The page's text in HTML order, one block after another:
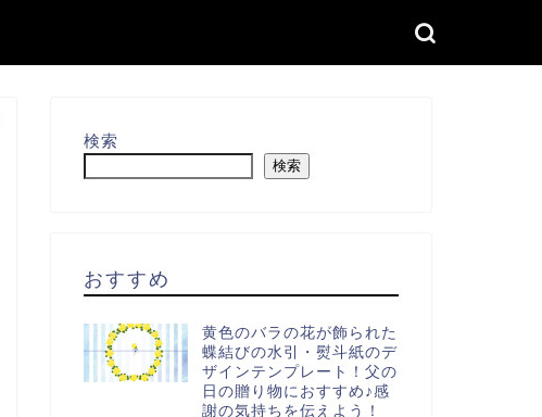
検索
検索
おすすめ
黄色のバラの花が飾られた
蝶結びの水引・熨斗紙のデ
ザインテンプレート！父の
日の贈り物におすすめ♪感
謝の気持ちを伝えよう！